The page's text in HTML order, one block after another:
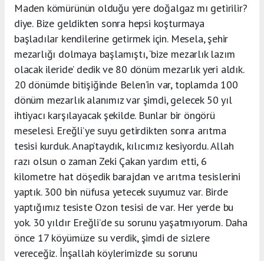
Maden kömürünün olduğu yere doğalgaz mı getirilir?
diye. Bize geldikten sonra hepsi koşturmaya
başladılar kendilerine getirmek için. Mesela, şehir
mezarlığı dolmaya başlamıştı, ‘bize mezarlık lazım
olacak ileride’ dedik ve 80 dönüm mezarlık yeri aldık.
20 dönümde bitişiğinde Belen’in var, toplamda 100
dönüm mezarlık alanımız var şimdi, gelecek 50 yıl
ihtiyacı karşılayacak şekilde. Bunlar bir öngörü
meselesi. Ereğli’ye suyu getirdikten sonra arıtma
tesisi kurduk. Anap’taydık, kılıcımız kesiyordu. Allah
razı olsun o zaman Zeki Çakan yardım etti, 6
kilometre hat döşedik barajdan ve arıtma tesislerini
yaptık. 300 bin nüfusa yetecek suyumuz var. Birde
yaptığımız tesiste Ozon tesisi de var. Her yerde bu
yok. 30 yıldır Ereğli’de su sorunu yaşatmıyorum. Daha
önce 17 köyümüze su verdik, şimdi de sizlere
vereceğiz. İnşallah köylerimizde su sorunu